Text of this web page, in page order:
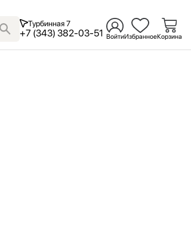
Турбинная 7
+7 (343) 382-03-51 ВойтиИзбранноеКорзина